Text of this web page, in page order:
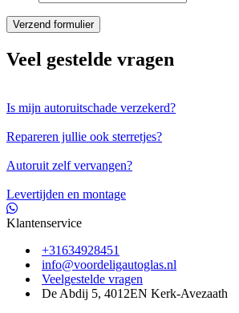
Veel gestelde vragen
Is mijn autoruitschade verzekerd?
Repareren jullie ook sterretjes?
Autoruit zelf vervangen?
Levertijden en montage
Klantenservice
+31634928451
info@voordeligautoglas.nl
Veelgestelde vragen
De Abdij 5, 4012EN Kerk-Avezaath